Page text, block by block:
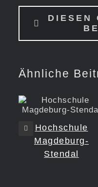
DIESEN
Ähnliche
Hochschule
Magdeburg-
Stendal